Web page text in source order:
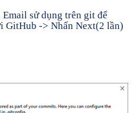
Email sử dụng trên git để
GitHub -> Nhấn Next(2 lần)